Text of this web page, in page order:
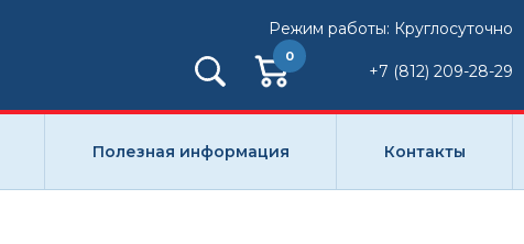
Режим работы: Круглосуточно
0
+7 (812) 209-28-29
Полезная информация Контакты